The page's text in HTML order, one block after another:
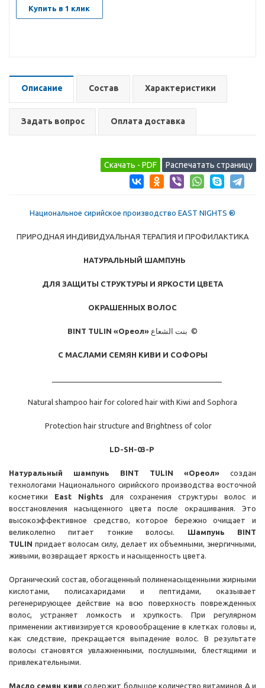
Купить в 1 клик
Описание Состав Характеристики
Задать вопрос Оплата доставка
Национальное сирийское производство EAST NIGHTS ®
ПРИРОДНАЯ ИНДИВИДУАЛЬНАЯ ТЕРАПИЯ И ПРОФИЛАКТИКА
НАТУРАЛЬНЫЙ ШАМПУНЬ
ДЛЯ ЗАЩИТЫ СТРУКТУРЫ И ЯРКОСТИ ЦВЕТА
ОКРАШЕННЫХ ВОЛОС
BINT TULIN «Ореол» بنت الشعاع ©
С МАСЛАМИ СЕМЯН КИВИ И СОФОРЫ
Natural shampoo hair for colored hair with Kiwi and Sophora
Protection hair structure and Brightness of color
LD-SH-03-P
Натуральный шампунь BINT TULIN «Ореол» создан
технологами Национального сирийского производства восточной
косметики East Nights
для сохранения структуры волос и
восстановления насыщенного цвета после окрашивания. Это
высокоэффективное средство, которое бережно очищает и
великолепно питает тонкие волосы. Шампунь BINT
TULIN придает волосам силу, делает их объемными, энергичными,
живыми, возвращает яркость и насыщенность цвета.
Органический состав, обогащенный полиненасыщенными жирными
кислотами, полисахаридами и пептидами, оказывает
регенерирующее действие на всю поверхность поврежденных
волос, устраняет ломкость и хрупкость. При регулярном
применении активизируется кровообращение в клетках головы и,
как следствие, прекращается выпадение волос. В результате
волосы становятся увлажненными, послушными, блестящими и
привлекательными.
Масло семян киви содержит большое количество витаминов А и